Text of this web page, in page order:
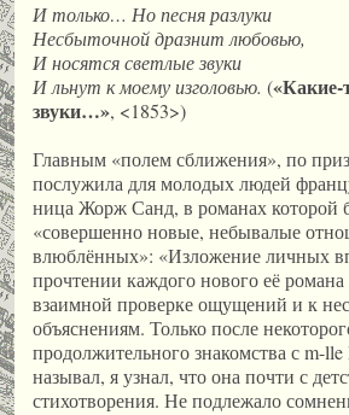
И только… Но песня разлуки
Несбыточной дразнит любовью,
И носятся светлые звуки
И льнут к моему изголовью. («Какие-
звуки…», <1853>)
Главным «полем сближения», по
послужила для молодых людей
ница Жорж Санд, в романах которой
«совершенно новые, небывалые
влюблённых»: «Изложение личных
прочтении каждого нового её
взаимной проверке ощущений и к
объяснениям. Только после
продолжительного знакомства с m-lle
называл, я узнал, что она почти с
стихотворения. Не подлежало